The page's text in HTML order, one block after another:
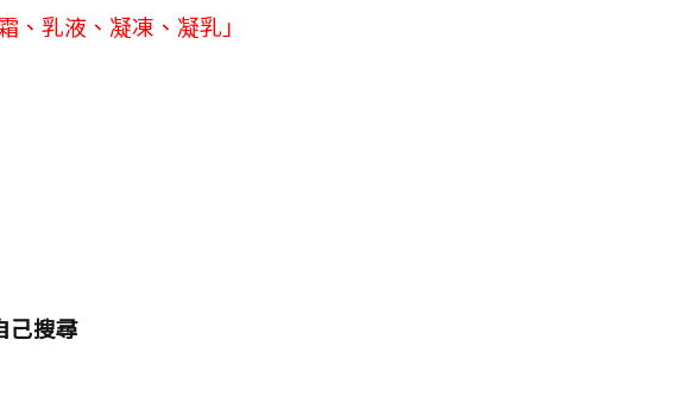
、乳液、凝凍、凝乳」
己搜尋